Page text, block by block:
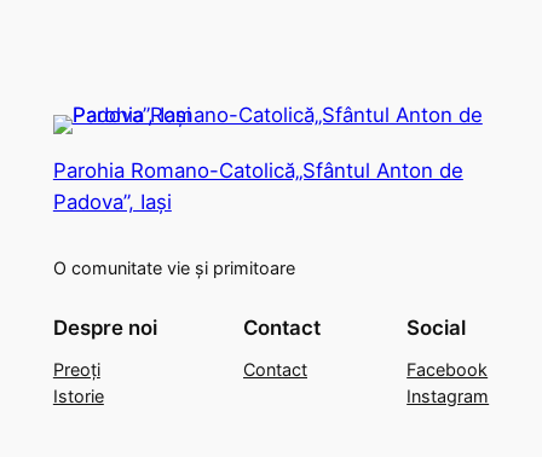
Parohia Romano-Catolică„Sfântul Anton de
Padova”, Iași
O comunitate vie și primitoare
Despre noi
Preoți
Istorie
Contact
Contact
Social
Facebook
Instagram